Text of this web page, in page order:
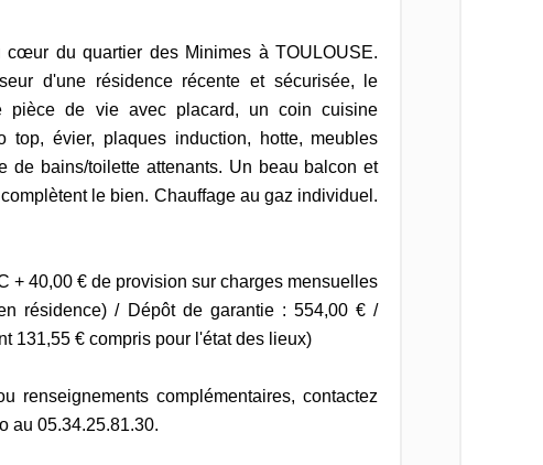
du quartier des Minimes à TOULOUSE.
d'une résidence récente et sécurisée, le
pièce de vie avec placard, un coin cuisine
top, évier, plaques induction, hotte, meubles
de bains/toilette attenants. Un beau balcon et
le bien. Chauffage au gaz individuel.
+ 40,00 € de provision sur charges mensuelles
résidence) / Dépôt de garantie : 554,00 € /
131,55 € compris pour l'état des lieux)
renseignements complémentaires, contactez
au 05.34.25.81.30.